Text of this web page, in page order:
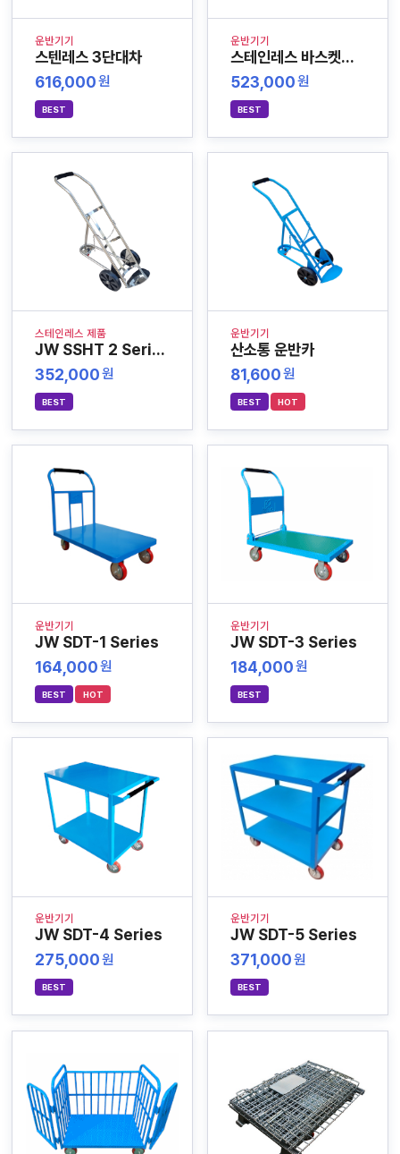
운반기기
스텐레스 3단대차
616,000원
BEST
운반기기
스테인레스 바스켓카트
523,000원
BEST
스테인레스 제품
JW SSHT 2 Series
352,000원
BEST
운반기기
산소통 운반카
81,600원
BEST HOT
운반기기
JW SDT-1 Series
164,000원
BEST HOT
운반기기
JW SDT-3 Series
184,000원
BEST
운반기기
JW SDT-4 Series
275,000원
BEST
운반기기
JW SDT-5 Series
371,000원
BEST